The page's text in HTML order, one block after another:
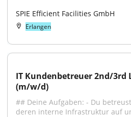
SPIE Efficient Facilities GmbH
Erlangen
IT Kundenbetreuer 2nd/3rd
(m/w/d)
## Deine Aufgaben: - Du
deren interne Infrastruktur auf